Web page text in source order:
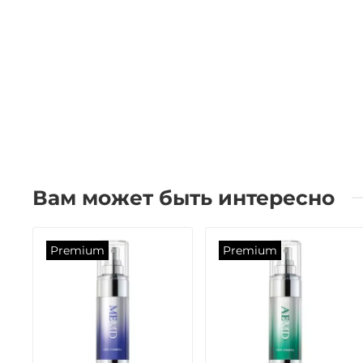
Вам может быть интересно
Premium Premium